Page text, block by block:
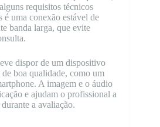
requisitos técnicos
uma conexão estável de
banda larga, que evite
dispor de um dispositivo
boa qualidade, como um
A imagem e o áudio
e ajudam o profissional a
a avaliação.